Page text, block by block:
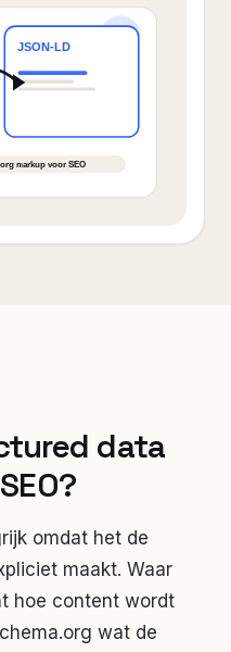
data
omdat het de
maakt. Waar
hoe content wordt
wat de